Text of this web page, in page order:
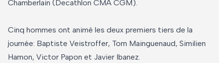
Chamberlain (Decathlon CMA CGM).
Cinq hommes ont animé les deux premiers tiers de la
journée: Baptiste Veistroffer, Tom Mainguenaud, Similien
Hamon, Victor Papon et Javier Ibanez.